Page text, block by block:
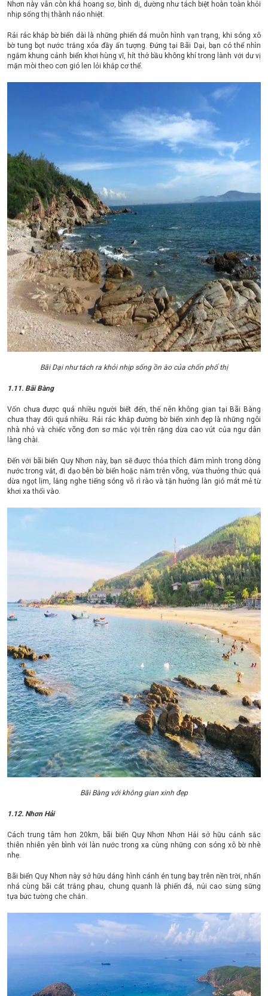
Nhơn này vẫn còn khá hoang sơ, bình dị, dường như tách biệt hoàn toàn khỏi
nhịp sống thị thành náo nhiệt.
Rải rác khắp bờ biển dài là những phiến đá muôn hình vạn trạng, khi sóng xô
bờ tung bọt nước trắng xóa đầy ấn tượng. Đứng tại Bãi Dại, bạn có thể nhìn
ngắm khung cảnh biển khơi hùng vĩ, hít thở bầu không khí trong lành với dư vị
mặn mòi theo cơn gió len lỏi khắp cơ thể.
Bãi Dại như tách ra khỏi nhịp sống ồn ào của chốn phố thị
1.11. Bãi Bàng
Vốn chưa được quá nhiều người biết đến, thế nên không gian tại Bãi Bàng
chưa thay đổi quá nhiều. Rải rác khắp đường bờ biển xinh đẹp là những ngôi
nhà nhỏ và chiếc võng đơn sơ mắc vội trên rặng dừa cao vút của ngư dân
làng chài.
Đến với bãi biển Quy Nhơn này, bạn sẽ được thỏa thích đắm mình trong dòng
nước trong vắt, đi dạo bên bờ biển hoặc nằm trên võng, vừa thưởng thức quả
dừa ngọt lịm, lắng nghe tiếng sóng vỗ rì rào và tận hưởng làn gió mát mẻ từ
khơi xa thổi vào.
Bãi Bàng với không gian xinh đẹp
1.12. Nhơn Hải
Cách trung tâm hơn 20km, bãi biển Quy Nhơn Nhơn Hải sở hữu cảnh sắc
thiên nhiên yên bình với làn nước trong xa cùng những con sóng xô bờ nhè
nhẹ.
Bãi biển Quy Nhơn này sở hữu dáng hình cánh én tung bay trên nền trời, nhấn
nhá cùng bãi cát trắng phau, chung quanh là phiến đá, núi cao sừng sững
tựa bức tường che chắn.